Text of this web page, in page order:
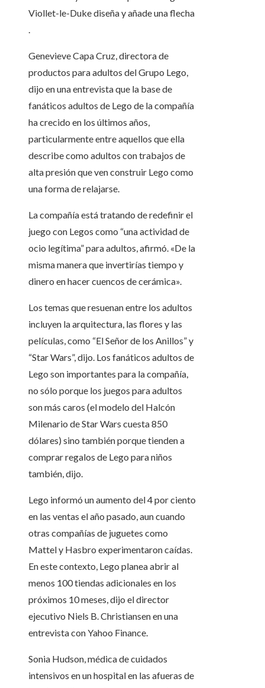
Viollet-le-Duke diseña y añade una flecha
.
Genevieve Capa Cruz, directora de
productos para adultos del Grupo Lego,
dijo en una entrevista que la base de
fanáticos adultos de Lego de la compañía
ha crecido en los últimos años,
particularmente entre aquellos que ella
describe como adultos con trabajos de
alta presión que ven construir Lego como
una forma de relajarse.
La compañía está tratando de redefinir el
juego con Legos como “una actividad de
ocio legítima” para adultos, afirmó. «De la
misma manera que invertirías tiempo y
dinero en hacer cuencos de cerámica».
Los temas que resuenan entre los adultos
incluyen la arquitectura, las flores y las
películas, como “El Señor de los Anillos” y
“Star Wars”, dijo. Los fanáticos adultos de
Lego son importantes para la compañía,
no sólo porque los juegos para adultos
son más caros (el modelo del Halcón
Milenario de Star Wars cuesta 850
dólares) sino también porque tienden a
comprar regalos de Lego para niños
también, dijo.
Lego informó un aumento del 4 por ciento
en las ventas el año pasado, aun cuando
otras compañías de juguetes como
Mattel y Hasbro experimentaron caídas.
En este contexto, Lego planea abrir al
menos 100 tiendas adicionales en los
próximos 10 meses, dijo el director
ejecutivo Niels B. Christiansen en una
entrevista con Yahoo Finance.
Sonia Hudson, médica de cuidados
intensivos en un hospital en las afueras de